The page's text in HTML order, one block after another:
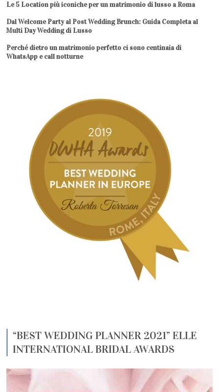
Le 5 Location più iconiche per un matrimonio di lusso a Roma
Dal Welcome Party al Post Wedding Brunch: Guida Completa al
Multi Day Wedding di Lusso
Perché dietro un matrimonio perfetto ci sono centinaia di
WhatsApp e call notturne
“BEST WEDDING PLANNER 2021” ELLE
INTERNATIONAL BRIDAL AWARDS